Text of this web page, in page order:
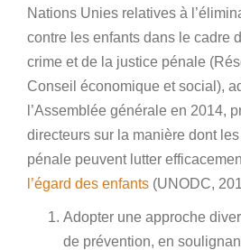
Nations Unies relatives à
contre les enfants dans le cadre
crime et de la justice pénale
Conseil économique et social),
l’Assemblée générale en 2014,
directeurs sur la manière dont
pénale peuvent lutter
l’égard des enfants (UNODC,
Adopter une approche
de prévention, en